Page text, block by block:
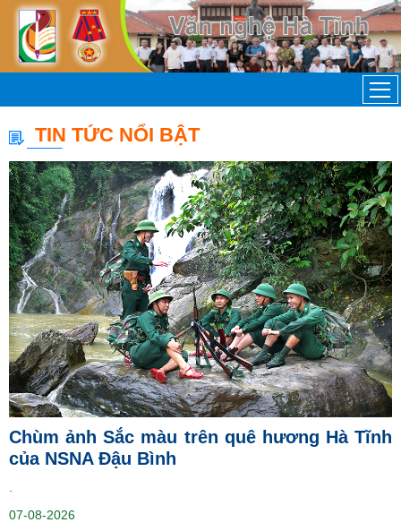
TIN TỨC NỔI BẬT
Chùm ảnh Sắc màu trên quê hương Hà Tĩnh
của NSNA Đậu Bình
07-08-2026